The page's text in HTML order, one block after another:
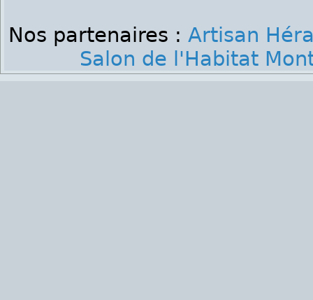
Nos partenaires : Artisan
Salon de l'Habitat